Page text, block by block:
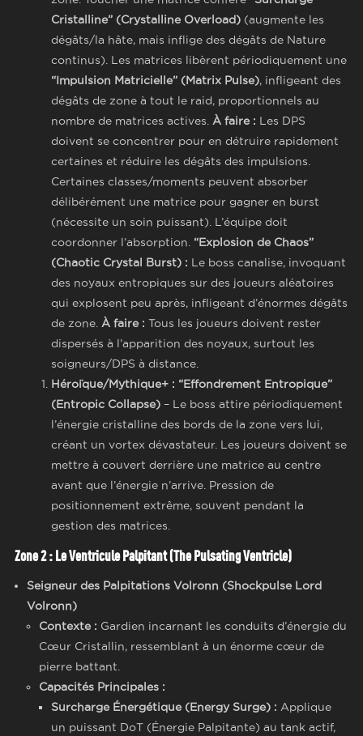
Cristalline” (Crystalline Overload)(augmente les
dégâts/la hâte, mais inflige des dégâts de Nature
continus). Les matrices libèrent périodiquement une
“Impulsion Matricielle” (Matrix Pulse), infligeant des
dégâts de zone à tout le raid, proportionnels au
nombre de matrices actives. À faire : Les DPS
doivent se concentrer pour en détruire rapidement
certaines et réduire les dégâts des impulsions.
Certaines classes/moments peuvent absorber
délibérément une matrice pour gagner en burst
(nécessite un soin puissant). L’équipe doit
coordonner l’absorption. “Explosion de Chaos”
(Chaotic Crystal Burst) : Le boss canalise, invoquant
des noyaux entropiques sur des joueurs aléatoires
qui explosent peu après, infligeant d’énormes dégâts
de zone. À faire : Tous les joueurs doivent rester
dispersés à l’apparition des noyaux, surtout les
soigneurs/DPS à distance.
Héroïque/Mythique+ : “Effondrement Entropique”
(Entropic Collapse)– Le boss attire périodiquement
l’énergie cristalline des bords de la zone vers lui,
créant un vortex dévastateur. Les joueurs doivent se
mettre à couvert derrière une matrice au centre
avant que l’énergie n’arrive. Pression de
positionnement extrême, souvent pendant la
gestion des matrices.
Zone 2 : Le Ventricule Palpitant (The Pulsating Ventricle)
Seigneur des Palpitations Volronn (Shockpulse Lord
Volronn)
Contexte : Gardien incarnant les conduits d’énergie du
Cœur Cristallin, ressemblant à un énorme cœur de
pierre battant.
Capacités Principales :
Surcharge Énergétique (Energy Surge) : Applique
un puissant DoT (Énergie Palpitante) au tank actif,